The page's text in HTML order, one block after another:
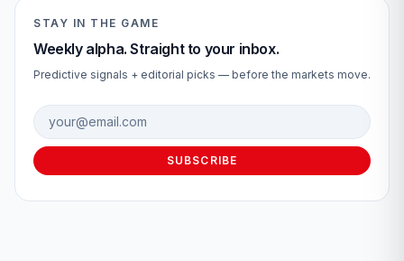
STAY IN THE GAME
Weekly alpha. Straight to your inbox.
Predictive signals + editorial picks — before the markets move.
Email address
SUBSCRIBE